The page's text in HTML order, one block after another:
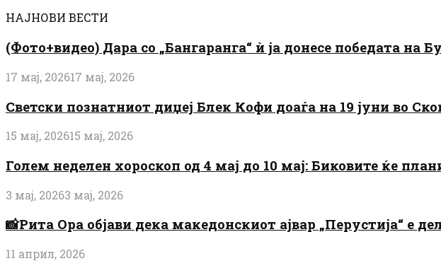
НАЈНОВИ ВЕСТИ
(Фото+видео) Дара со „Бангаранга“ ѝ ја донесе победата на
17 мај, 202617 мај, 2026
Светски познатниот диџеј Блек Кофи доаѓа на 19 јуни во
15 мај, 202615 мај, 2026
Голем неделен хороскоп од 4 мај до 10 мај: Биковите ќе
3 мај, 20263 мај, 2026
📸Рита Ора објави дека македонскиот ајвар „Перустија“ е
11 април, 2026